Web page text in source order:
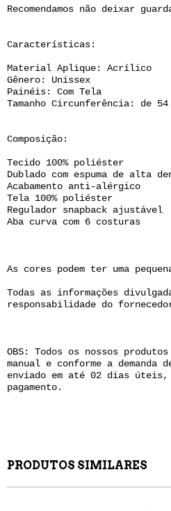
Recomendamos não deixar
Características:
Material Aplique: Acrílico
Gênero: Unissex
Painéis: Com Tela
Tamanho Circunferência: de 54
Composição:
Tecido 100% poliéster
Dublado com espuma de alta
Acabamento anti-alérgico
Tela 100% poliéster
Regulador snapback ajustável
Aba curva com 6 costuras
As cores podem ter uma
Todas as informações
responsabilidade do
OBS: Todos os nossos
manual e conforme a demanda
enviado em até 02 dias úteis,
pagamento.
PRODUTOS SIMILARES